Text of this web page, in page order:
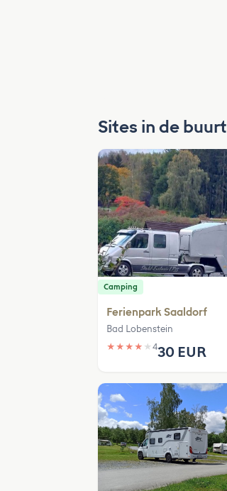
Sites in de buurt
Camping
Ferienpark Saaldorf
Bad Lobenstein
★ ★ ★ ★ ★ 430 EUR